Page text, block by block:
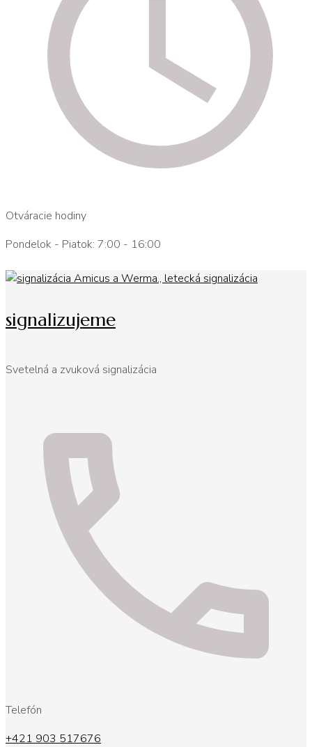
Otváracie hodiny
Pondelok - Piatok: 7:00 - 16:00
signalizujeme
Svetelná a zvuková signalizácia
Telefón
+421 903 517676